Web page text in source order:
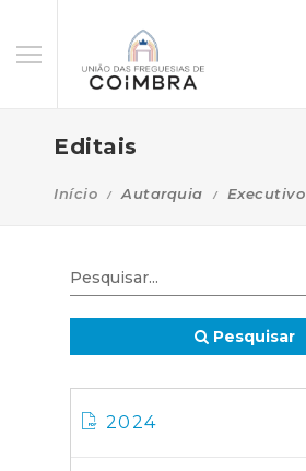
Editais
Início Autarquia Executivo
Pesquisar
2024